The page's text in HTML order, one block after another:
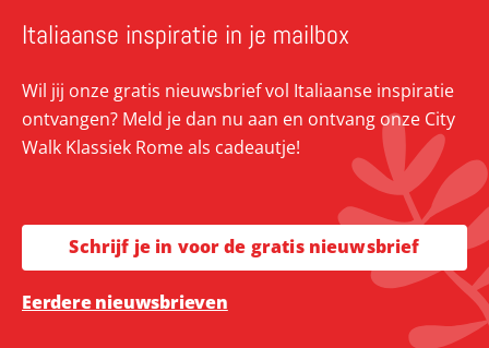
Italiaanse inspiratie in je mailbox
Wil jij onze gratis nieuwsbrief vol Italiaanse inspiratie
ontvangen? Meld je dan nu aan en ontvang onze City
Walk Klassiek Rome als cadeautje!
Schrijf je in voor de gratis nieuwsbrief
Eerdere nieuwsbrieven